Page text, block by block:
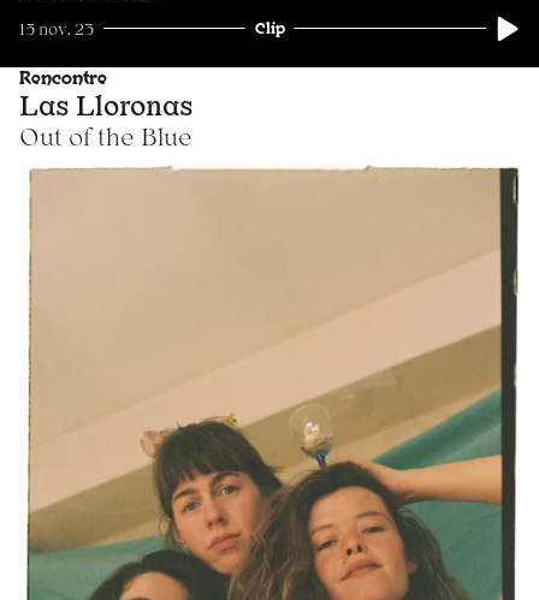
15 nov. 23 Clip
Rencontre
Las Lloronas
Out of the Blue